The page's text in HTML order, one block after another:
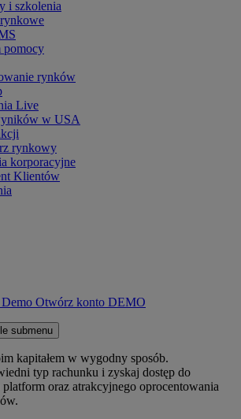
i szkolenia
pomocy
rynków
Live
w USA
rynkowy
korporacyjne
Klientów
Demo Otwórz konto DEMO
submenu
kapitałem w wygodny sposób.
typ rachunku i zyskaj dostęp do
oraz atrakcyjnego oprocentowania